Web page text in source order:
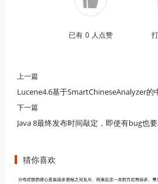
已有 0 人点赞
上一篇
Lucene4.6基于SmartChineseAnalyzer的
下一篇
Java 8最终发布时间敲定，即使有bug也
猜你喜欢